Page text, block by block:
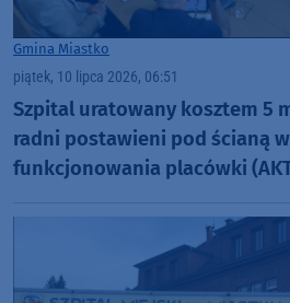
Gmina Miastko
piątek, 10 lipca 2026, 06:51
Szpital uratowany kosztem 5
radni postawieni pod ścianą
funkcjonowania placówki